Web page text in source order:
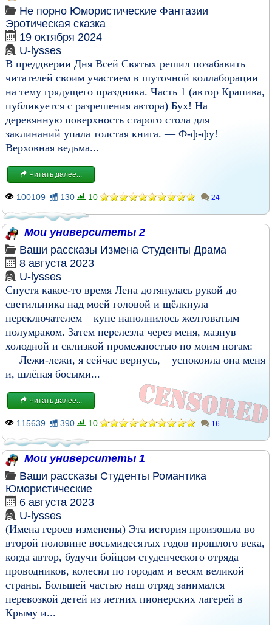
Не порно Юмористические Фантазии
Эротическая сказка
19 октября 2024
U-lysses
В преддверии Дня Всей Святых решил позабавить
читателей своим участием в шуточной коллаборации
на тему грядущего праздника. Часть 1 (автор Крапива,
публикуется с разрешения автора) Бух! На
деревянную поверхность старого стола для
заклинаний упала толстая книга. — Ф-ф-фу!
Верховная ведьма...
Читать далее...
100109 130 10 24
Мои университеты 2
Ваши рассказы Измена Студенты Драма
8 августа 2023
U-lysses
Спустя какое-то время Лена дотянулась рукой до
светильника над моей головой и щёлкнула
переключателем – купе наполнилось желтоватым
полумраком. Затем перелезла через меня, мазнув
холодной и склизкой промежностью по моим ногам:
— Лежи-лежи, я сейчас вернусь, – успокоила она меня
и, шлёпая босыми...
Читать далее...
115639 390 10 16
Мои университеты 1
Ваши рассказы Студенты Романтика
Юмористические
6 августа 2023
U-lysses
(Имена героев изменены) Эта история произошла во
второй половине восьмидесятых годов прошлого века,
когда автор, будучи бойцом студенческого отряда
проводников, колесил по городам и весям великой
страны. Большей частью наш отряд занимался
перевозкой детей из летних пионерских лагерей в
Крыму и...